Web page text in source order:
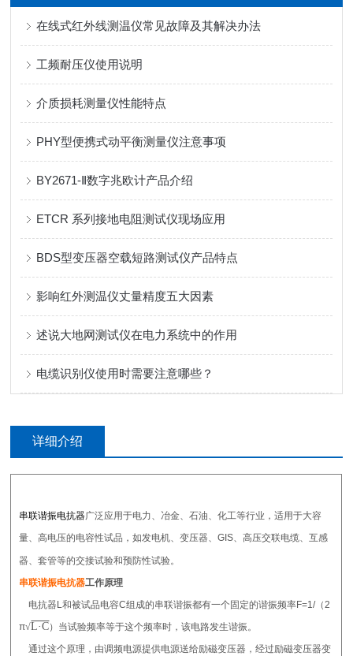
在线式红外线测温仪常见故障及其解决办法
工频耐压仪使用说明
介质损耗测量仪性能特点
PHY型便携式动平衡测量仪注意事项
BY2671-Ⅱ数字兆欧计产品介绍
ETCR 系列接地电阻测试仪现场应用
BDS型变压器空载短路测试仪产品特点
影响红外测温仪丈量精度五大因素
述说大地网测试仪在电力系统中的作用
电缆识别仪使用时需要注意哪些？
详细介绍
串联谐振电抗器广泛应用于电力、冶金、石油、化工等行业，适用于大容
量、高电压的电容性试品，如发电机、变压器、GIS、高压交联电缆、互感
器、套管等的交接试验和预防性试验。
串联谐振电抗器工作原理
电抗器L和被试品电容C组成的串联谐振都有一个固定的谐振频率F=1/（2
π√L·C）当试验频率等于这个频率时，该电路发生谐振。
通过这个原理，由调频电源提供电源送给励磁变压器，经过励磁变压器变